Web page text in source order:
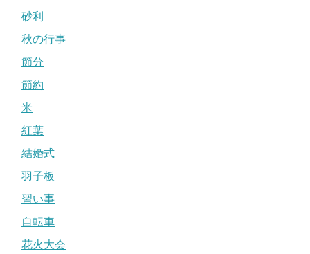
砂利
秋の行事
節分
節約
米
紅葉
結婚式
羽子板
習い事
自転車
花火大会